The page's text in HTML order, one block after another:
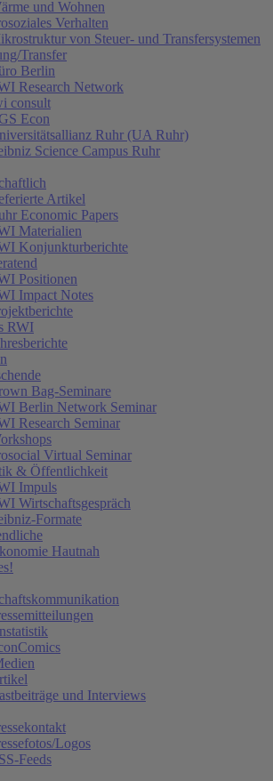
und Wohnen
Verhalten
von Steuer- und Transfersystemen
Transfer
Berlin
Research Network
consult
Econ
Ruhr (UA Ruhr)
Science Campus Ruhr
Artikel
Economic Papers
Materialien
Konjunkturberichte
Positionen
Impact Notes
(current)
RWI
Bag-Seminare
Berlin Network Seminar
Research Seminar
Virtual Seminar
& Öffentlichkeit
Impuls
Wirtschaftsgespräch
Formate
Hautnah
und Interviews
Logos
Feeds